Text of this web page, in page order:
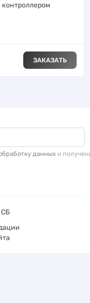
ЗАКАЗАТЬ
данных и
СБ